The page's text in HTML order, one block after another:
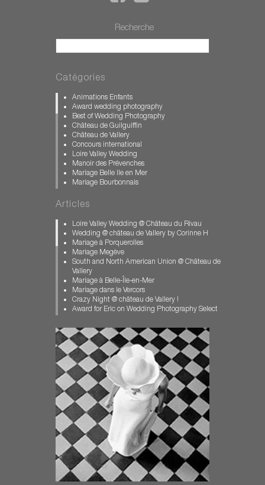
Recherche
Catégories
Animations Enfants
Award wedding photography
Best of Wedding Photography
Château de Guilguiffin
Château de Vallery
Concours international
Loire Valley Wedding
Manoir des Prévenches
Mariage Belle Ile en Mer
Mariage Bourbonnais
Mariage Calvados
Mariage Clos Vougeot
Mariage dans l'Allier
Mariage féerique
Mariage Gay Paris
Mariage Loir et Cher
Mariage Pays Basque
Mariage Porquerolles
Mariage pour Tous
Mariage Vallery
Mariage Vercors
photographe mariage
Photographe Mariage Biarritz
Photographe Mariage Bourgogne
Photographe Mariage Megève
Photographe Mariage Normandie
Photos Ile aux Moines
Pre-Wedding-Photography-Paris
wedding chateau st loup
wedding contest
wedding Dordogne
Wedding french Riviera
Wedding in Brittany
Wedding in Burgundy
wedding in Provence
wedding Megeve
wedding near Bordeaux
Articles
Loire Valley Wedding @ Château du Rivau
Wedding @ château de Vallery by Corinne H
Mariage à Porquerolles
Mariage Megève
South and North American Union @ Château de
Vallery
Mariage à Belle-Île-en-Mer
Mariage dans le Vercors
Crazy Night @ château de Vallery !
Award for Eric on Wedding Photography Select
US and Korean Wedding in France
Mariage au Manoir des Prévenches en
Normandie
Mariage en Bretagne, sur l'Île aux Moines.
A winter muslim wedding
ISPWP CONTEST / 2nd PLACE | FIRST DANCE
American Jewish Wedding in Provence
Carrousel et Barbe à Papa en Loir-et-Cher
Mariage Féerique dans le Bourbonnais
Wedding in Brittany – Mariage au château de
Guilguiffin
Eric join the BOWP
Wedding in Dordogne
Wedding in Tuscany
Mariage au château des Condé à Vallery
Pre-Wedding Photography in Paris
Le "château des Condé" renaît "Château de